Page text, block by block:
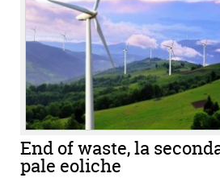
End of waste, la
pale eoliche